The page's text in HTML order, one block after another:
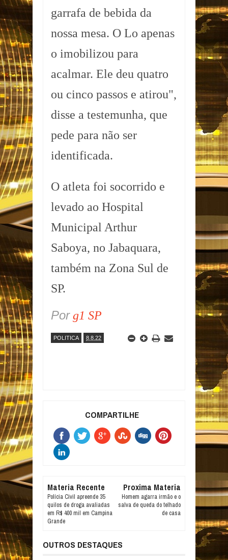
garrafa de bebida da
nossa mesa. O Lo apenas
o imobilizou para
acalmar. Ele deu quatro
ou cinco passos e atirou",
disse a testemunha, que
pede para não ser
identificada.
O atleta foi socorrido e
levado ao Hospital
Municipal Arthur
Saboya, no Jabaquara,
também na Zona Sul de
SP.
Por g1 SP
POLITICA 8.8.22
COMPARTILHE
Materia Recente
Polícia Civil apreende 35
quilos de droga avaliadas
em R$ 400 mil em Campina
Grande
Proxima Materia
Homem agarra irmão e o
salva de queda do telhado
de casa
OUTROS DESTAQUES